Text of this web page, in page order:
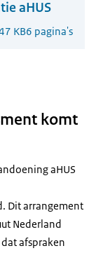
aHUS
KB6 pagina's
komt
aHUS
Dit arrangement
Nederland
afspraken